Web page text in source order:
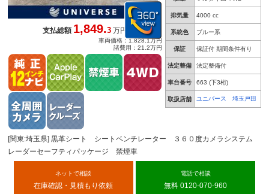
排気量 4000 cc
系統色 ブルー系
保証 保証付 期間条件有り
法定整備 法定整備付
車台番号 663 (下3桁)
取扱店舗 ユニバース 埼玉戸田
支払総額1,849.3 万円
車両価格：1,828.1万円
諸費用：21.2万円
[関東:埼玉県] 黒革シート シートベンチレーター ３６０度カメラシステム
レーダーセーフティパッケージ 禁煙車
ネットで相談
在庫確認・見積もり依頼
電話で相談
無料 0120-070-960